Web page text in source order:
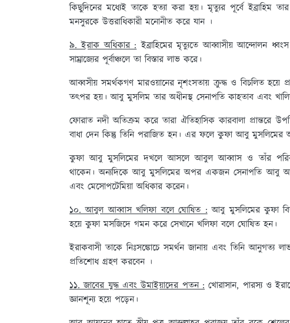
কিছুদিনের মধ্যেই তাকে হত্যা করা হয়। মৃত্যুর পূর্বে
মনসুরকে উত্তরাধিকারী মনোনীত করে যান ।
৯. ইরাক অধিকার :ইব্রাহিমের মৃত্যুতে আব্বাসীয় আন্দোলন
সাম্রাজ্যের পূর্বাঞ্চলে তা বিস্তার লাভ করে।
আব্বসীয় সমর্থকগণ মারওয়ানের নৃশংসতায় ক্রুদ্ধ ও বিচলিত হয়ে
তৎপর হয়। আবু মুসলিম তার অধীনস্থ সেনাপতি কাহতাব এবং
ফোরাত নদী অতিক্রম করে তারা ঐতিহাসিক কারবালা প্রান্তরে
বাধা দেন কিন্তু তিনি পরাজিত হন। এর ফলে কুফা আবু মুসলিমের
কুফা আবু মুসলিমের দখলে আসলে আবুল আব্বাস ও তাঁর
থাকেন। অন্যদিকে আবু মুসলিমের অপর একজন সেনাপতি আবু আয়ুন
এবং মেসোপটেমিয়া অধিকার করেন।
১০. আবুল আব্বাস খলিফা বলে ঘোষিত :আবু মুসলিমের কুফা
হয়ে কুফা মসজিদে গমন করে সেখানে খলিফা বলে ঘোষিত হন।
ইরাকবাসী তাকে নিঃসঙ্কোচে সমর্থন জানায় এবং তিনি
প্রতিশোধ গ্রহণ করবেন ।
১১. জাবের যুদ্ধ এবং উমাইয়াদের পতন : খোরাসান, পারস্য ও
জ্ঞানশূন্য হয়ে পড়েন।